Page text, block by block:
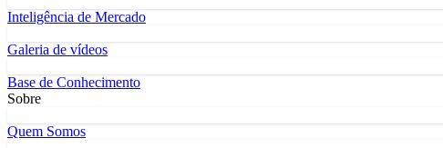
Inteligência de Mercado
Galeria de vídeos
Base de Conhecimento
Sobre
Quem Somos